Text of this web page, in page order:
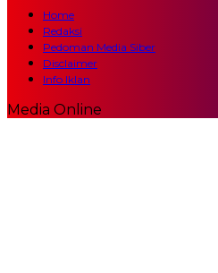
Home
Redaksi
Pedoman Media Siber
Disclaimer
Info Iklan
Media Online